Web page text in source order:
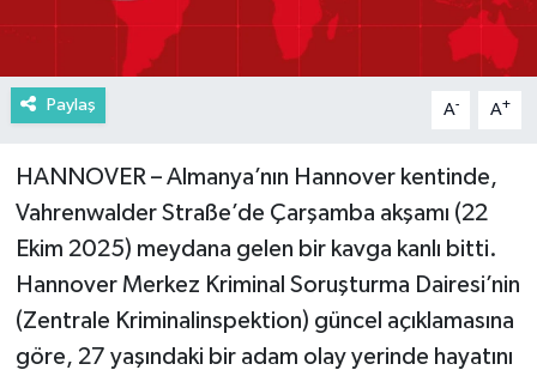
Paylaş A- A+
HANNOVER – Almanya’nın Hannover kentinde,
Vahrenwalder Straße’de Çarşamba akşamı (22
Ekim 2025) meydana gelen bir kavga kanlı bitti.
Hannover Merkez Kriminal Soruşturma Dairesi’nin
(Zentrale Kriminalinspektion) güncel açıklamasına
göre, 27 yaşındaki bir adam olay yerinde hayatını